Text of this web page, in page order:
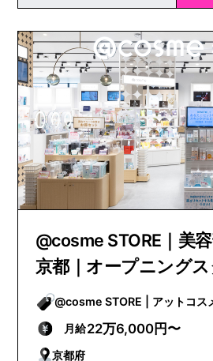
@cosme STORE｜美
京都｜オープニング
@cosme STORE | ア
月給22万6,000円〜
京都府